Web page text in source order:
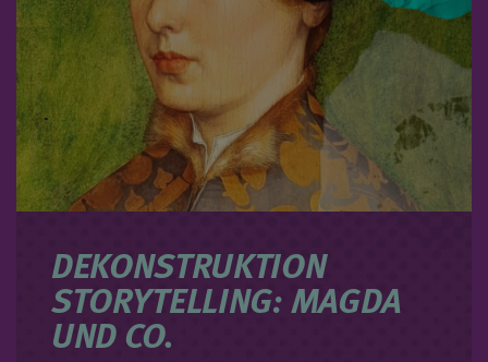
DEKONSTRUKTION
STORYTELLING: MAGDA
UND CO.